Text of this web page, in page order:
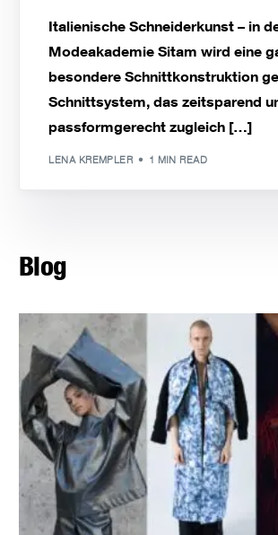
Italienische Schneiderkunst – in
Modeakademie Sitam wird eine
besondere Schnittkonstruktion
Schnittsystem, das zeitsparend
passformgerecht zugleich […]
LENA KREMPLER 1 MIN READ
Blog